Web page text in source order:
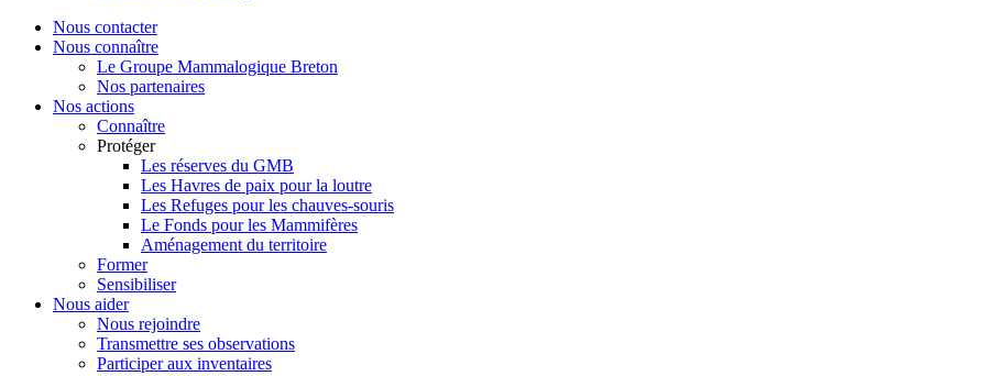
Nous contacter
Nous connaître
Le Groupe Mammalogique Breton
Nos partenaires
Nos actions
Connaître
Protéger
Les réserves du GMB
Les Havres de paix pour la loutre
Les Refuges pour les chauves-souris
Le Fonds pour les Mammifères
Aménagement du territoire
Former
Sensibiliser
Nous aider
Nous rejoindre
Transmettre ses observations
Participer aux inventaires